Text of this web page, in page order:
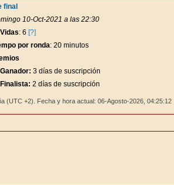
final
10-Oct-2021 a las 22:30
Vidas: 6 [?]
por ronda: 20 minutos
Ganador: 3 días de suscripción
Finalista: 2 días de suscripción
(UTC +2). Fecha y hora actual: 06-Agosto-2026, 04:25:12